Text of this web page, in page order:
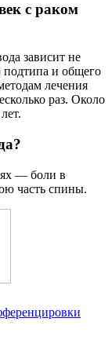
с раком
зависит не
подтипа и общего
лечения
раз. Около
— боли в
часть спины.